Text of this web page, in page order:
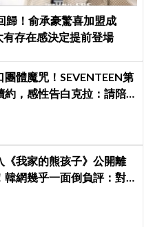
歸！俞承豪驚喜加盟成
有存在感決定提前登場
團體魔咒！SEVENTEEN第
約，感性告白克拉：請陪
《我家的熊孩子》公開離
韓網幾乎一面倒負評：對